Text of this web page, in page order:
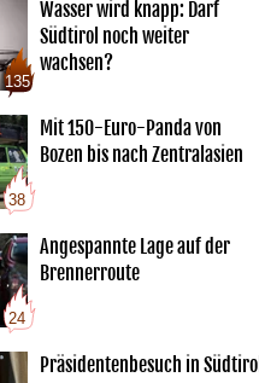
135
Wasser wird knapp: Darf
Südtirol noch weiter
wachsen?
38
Mit 150-Euro-Panda von
Bozen bis nach Zentralasien
24
Angespannte Lage auf der
Brennerroute
Präsidentenbesuch in Südtirol